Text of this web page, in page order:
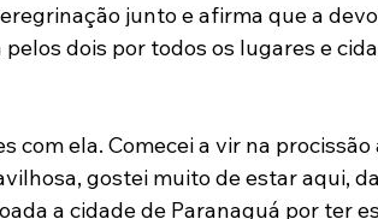
junto e afirma que a
dois por todos os lugares e
com ela. Comecei a vir na procissão
gostei muito de estar aqui,
a cidade de Paranaguá por ter